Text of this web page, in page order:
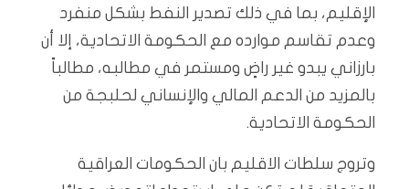
الإقليم، بما في ذلك تصدير النفط بشكل منفرد
وعدم تقاسم موارده مع الحكومة الاتحادية، إلا أن
بارزاني يبدو غير راضٍ ومستمر في مطالبه، مطالباً
بالمزيد من الدعم المالي والإنساني لحلبجة من
الحكومة الاتحادية.
وتروج سلطات الاقليم بان الحكومات العراقية